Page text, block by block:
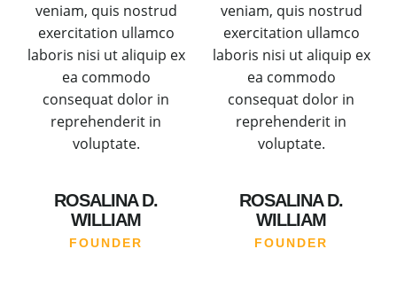
veniam, quis nostrud
exercitation ullamco
laboris nisi ut aliquip ex
ea commodo
consequat dolor in
reprehenderit in
voluptate.
ROSALINA D.
WILLIAM
FOUNDER
veniam, quis nostrud
exercitation ullamco
laboris nisi ut aliquip ex
ea commodo
consequat dolor in
reprehenderit in
voluptate.
ROSALINA D.
WILLIAM
FOUNDER